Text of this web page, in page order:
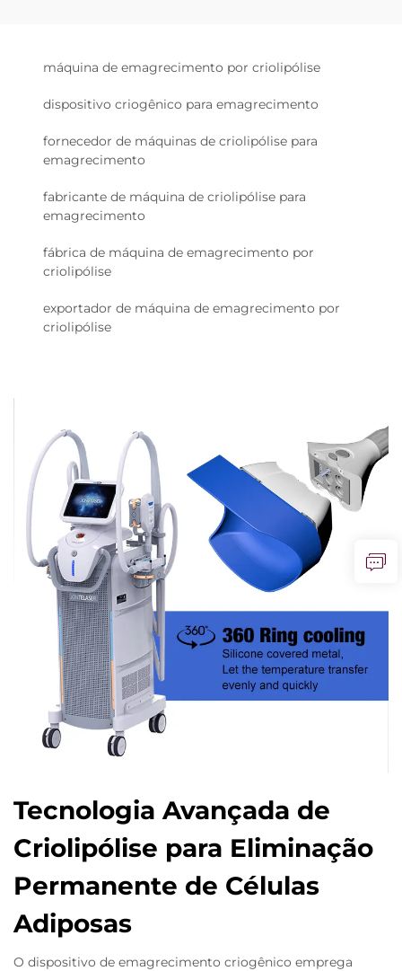
máquina de emagrecimento por criolipólise
dispositivo criogênico para emagrecimento
fornecedor de máquinas de criolipólise para
emagrecimento
fabricante de máquina de criolipólise para
emagrecimento
fábrica de máquina de emagrecimento por
criolipólise
exportador de máquina de emagrecimento por
criolipólise
Tecnologia Avançada de
Criolipólise para Eliminação
Permanente de Células
Adiposas
O dispositivo de emagrecimento criogênico emprega